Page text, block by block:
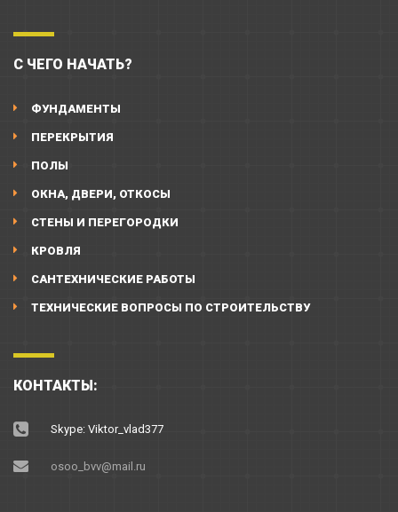
С ЧЕГО НАЧАТЬ?
ФУНДАМЕНТЫ
ПЕРЕКРЫТИЯ
ПОЛЫ
ОКНА, ДВЕРИ, ОТКОСЫ
СТЕНЫ И ПЕРЕГОРОДКИ
КРОВЛЯ
САНТЕХНИЧЕСКИЕ РАБОТЫ
ТЕХНИЧЕСКИЕ ВОПРОСЫ ПО СТРОИТЕЛЬСТВУ
КОНТАКТЫ:
Skype: Viktor_vlad377
osoo_bvv@mail.ru